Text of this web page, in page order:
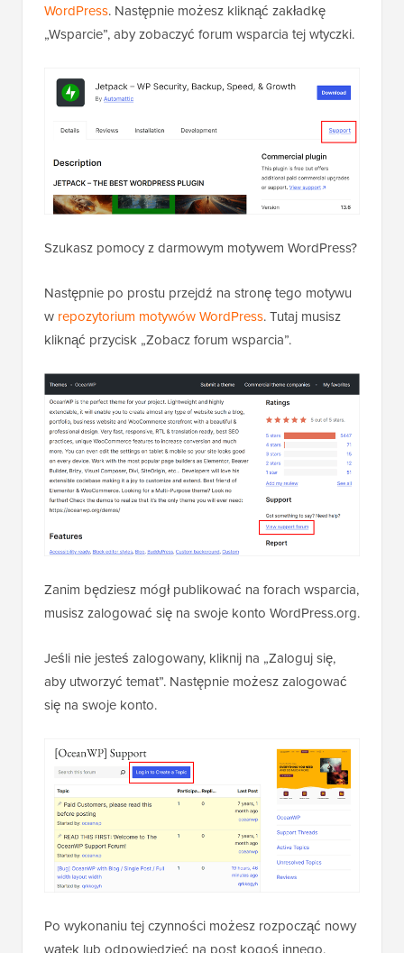
WordPress. Następnie możesz kliknąć zakładkę
„Wsparcie”, aby zobaczyć forum wsparcia tej wtyczki.
Szukasz pomocy z darmowym motywem WordPress?
Następnie po prostu przejdź na stronę tego motywu
w repozytorium motywów WordPress. Tutaj musisz
kliknąć przycisk „Zobacz forum wsparcia”.
Zanim będziesz mógł publikować na forach wsparcia,
musisz zalogować się na swoje konto WordPress.org.
Jeśli nie jesteś zalogowany, kliknij na „Zaloguj się,
aby utworzyć temat”. Następnie możesz zalogować
się na swoje konto.
Po wykonaniu tej czynności możesz rozpocząć nowy